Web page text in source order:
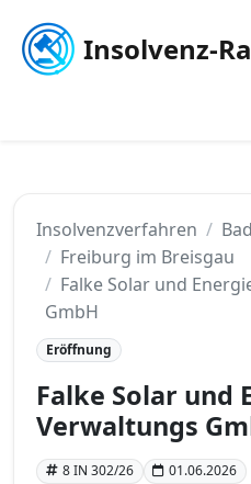
Insolvenz-
Insolvenzverfahren
Freiburg im Breisgau
Falke Solar und
GmbH
Eröffnung
Falke Solar und
Verwaltungs
8 IN 302/26
01.06.2026